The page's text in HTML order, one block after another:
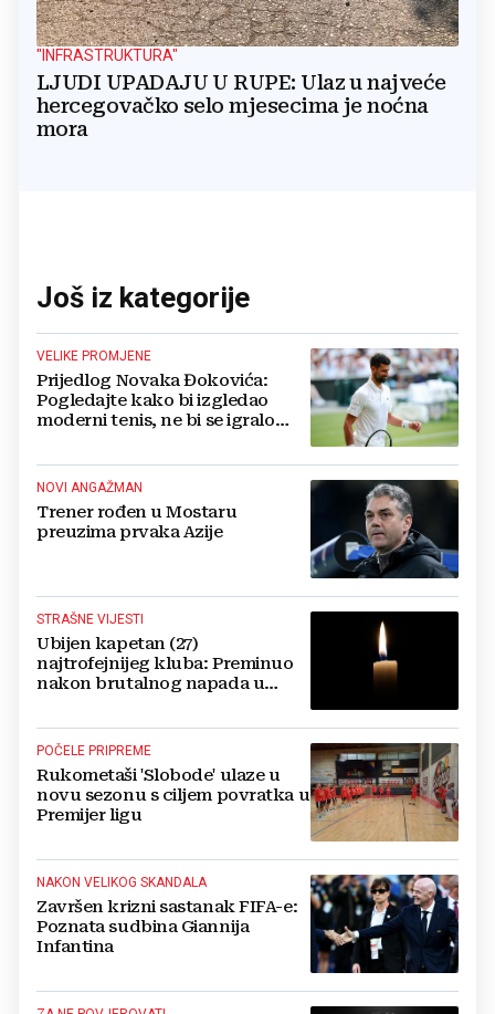
"INFRASTRUKTURA"
LJUDI UPADAJU U RUPE: Ulaz u najveće
hercegovačko selo mjesecima je noćna
mora
Još iz kategorije
VELIKE PROMJENE
Prijedlog Novaka Đokovića:
Pogledajte kako bi izgledao
moderni tenis, ne bi se igralo
NOVI ANGAŽMAN
Trener rođen u Mostaru
preuzima prvaka Azije
STRAŠNE VIJESTI
Ubijen kapetan (27)
najtrofejnijeg kluba: Preminuo
nakon brutalnog napada u
POČELE PRIPREME
Rukometaši 'Slobode' ulaze u
novu sezonu s ciljem povratka u
Premijer ligu
NAKON VELIKOG SKANDALA
Završen krizni sastanak FIFA-e:
Poznata sudbina Giannija
Infantina